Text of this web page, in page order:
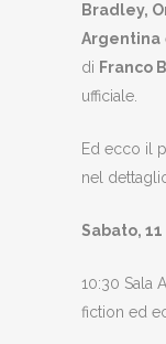
Bradley,
Argentina
di Franco
ufficiale.
Ed ecco il
nel
Sabato,
10:30 Sala
fiction ed